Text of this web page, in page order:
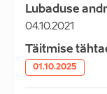
Lubaduse
04.10.2021
Täitmise
01.10.2025